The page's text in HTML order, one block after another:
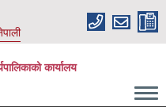
कार्यालय